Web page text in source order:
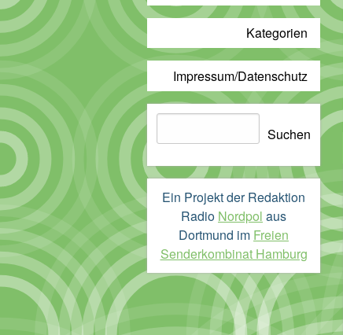
Kategorien
Impressum/Datenschutz
Suchen
Ein Projekt der Redaktion
Radio Nordpol aus
Dortmund im Freien
Senderkombinat Hamburg